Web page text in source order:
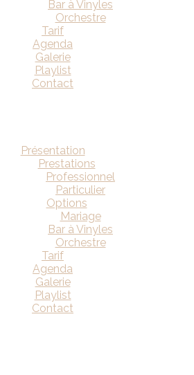
Bar à Vinyles
Orchestre
Tarif
Agenda
Galerie
Playlist
Contact
Présentation
Prestations
Professionnel
Particulier
Options
Mariage
Bar à Vinyles
Orchestre
Tarif
Agenda
Galerie
Playlist
Contact